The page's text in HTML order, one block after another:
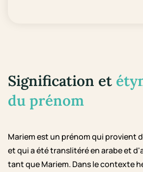
Signification et
du prénom
Mariem est un prénom qui provient
et qui a été translitéré en arabe et
tant que Mariem. Dans le contexte